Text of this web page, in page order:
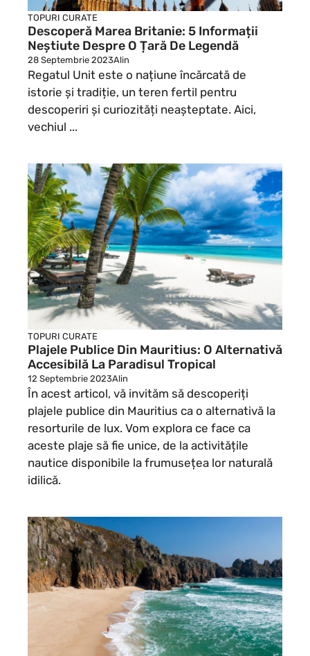
TOPURI CURATE
Descoperă Marea Britanie: 5 Informații
Neștiute Despre O Țară De Legendă
28 Septembrie 2023Alin
Regatul Unit este o națiune încărcată de
istorie și tradiție, un teren fertil pentru
descoperiri și curiozități neașteptate. Aici,
vechiul ...
TOPURI CURATE
Plajele Publice Din Mauritius: O Alternativă
Accesibilă La Paradisul Tropical
12 Septembrie 2023Alin
În acest articol, vă invităm să descoperiți
plajele publice din Mauritius ca o alternativă la
resorturile de lux. Vom explora ce face ca
aceste plaje să fie unice, de la activitățile
nautice disponibile la frumusețea lor naturală
idilică.